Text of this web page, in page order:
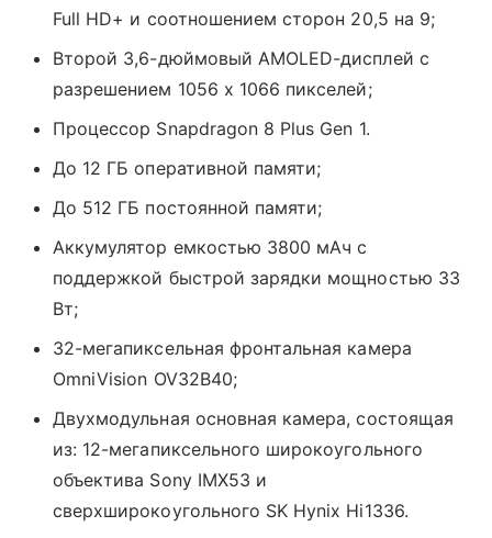
Full HD+ и соотношением сторон 20,5 на 9;
Второй 3,6-дюймовый AMOLED-дисплей с
разрешением 1056 x 1066 пикселей;
Процессор Snapdragon 8 Plus Gen 1.
До 12 ГБ оперативной памяти;
До 512 ГБ постоянной памяти;
Аккумулятор емкостью 3800 мАч с
поддержкой быстрой зарядки мощностью 33
Вт;
32-мегапиксельная фронтальная камера
OmniVision OV32B40;
Двухмодульная основная камера, состоящая
из: 12-мегапиксельного широкоугольного
объектива Sony IMX53 и
сверхширокоугольного SK Hynix Hi1336.